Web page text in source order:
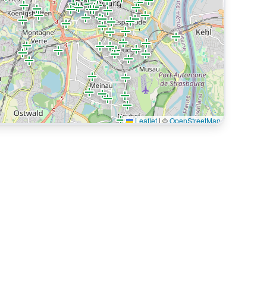
Leaflet | ©OpenStreetMap